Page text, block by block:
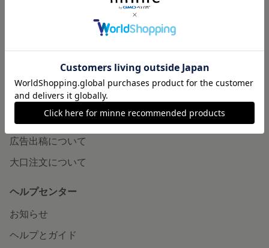
minneとものづくりと
minneの本
企業の方へ
広告出稿について
大口注文について
ヘルプセンター
お知らせ
ヘルプとガイド